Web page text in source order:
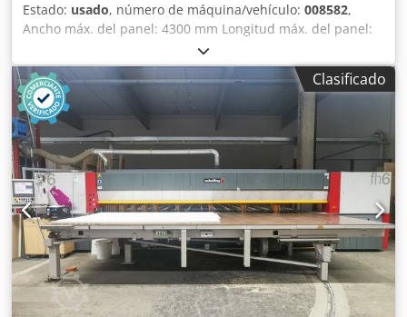
Estado: usado, número de máquina/vehículo: 008582,
Ancho máx. del panel: 4300 mm Longitud máx. del panel:
5600 mm Salida máx. de la hoja principal de sierra: 105
mm Número de pinzas de sujeción: 9 Estación giratoria: sí
Codpfsy Stvijx Alijrf
Clasificado